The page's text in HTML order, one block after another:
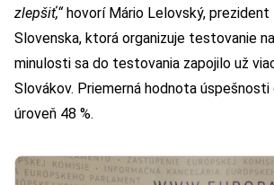
zlepšiť,“hovorí Mário Lelovský,
Slovenska, ktorá organizuje testovanie
minulosti sa do testovania zapojilo už
Slovákov. Priemerná hodnota úspešnosti
úroveň 48 %.